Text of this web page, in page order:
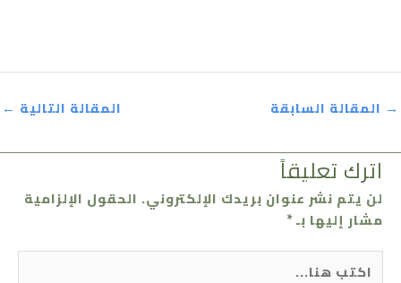
→ المقالة السابقة المقالة التالية ←
اترك تعليقاً
لن يتم نشر عنوان بريدك الإلكتروني. الحقول الإلزامية
مشار إليها بـ*